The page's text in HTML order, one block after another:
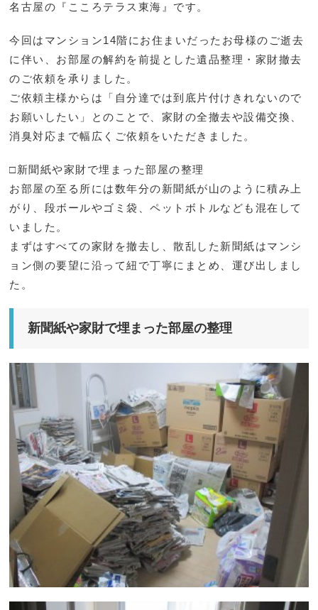
名古屋の『こころテラス東海』です。
今回はマンション14階にお住まいだったお母様のご逝去
に伴い、お部屋の解約を前提とした遺品整理・家財撤去
のご依頼を承りました。
ご依頼主様からは「自分達では到底片付けきれないので
お願いしたい」とのことで、家財の全撤去や設備交換、
消臭対応まで幅広くご依頼をいただきました。
□新聞紙や家財で埋まった部屋の整理
お部屋の至る所には数年分の新聞紙が山のように積み上
がり、段ボールやゴミ袋、ペットボトルなども混在して
いました。
まずはすべての家財を撤去し、散乱した新聞紙はマンシ
ョン側の要望に沿って紐で丁寧にまとめ、運び出しまし
た。
新聞紙や家財で埋まった部屋の整理